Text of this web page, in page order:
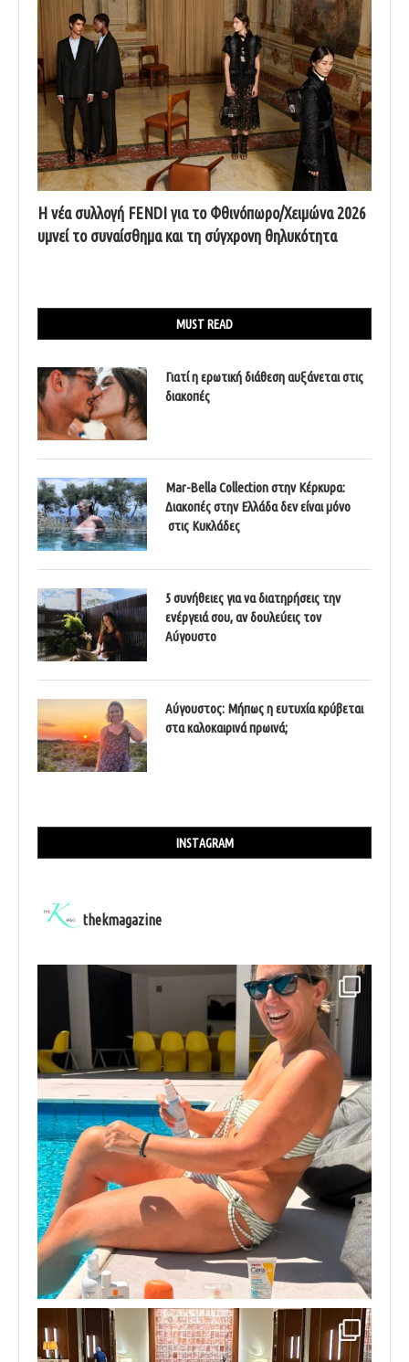
Η νέα συλλογή FENDI για το Φθινόπωρο/Χειμώνα 2026
υμνεί το συναίσθημα και τη σύγχρονη θηλυκότητα
MUST READ
Γιατί η ερωτική διάθεση αυξάνεται στις
διακοπές
Mar-Bella Collection στην Κέρκυρα:
Διακοπές στην Ελλάδα δεν είναι μόνο
στις Κυκλάδες
5 συνήθειες για να διατηρήσεις την
ενέργειά σου, αν δουλεύεις τον
Αύγουστο
Αύγουστος: Μήπως η ευτυχία κρύβεται
στα καλοκαιρινά πρωινά;
INSTAGRAM
thekmagazine